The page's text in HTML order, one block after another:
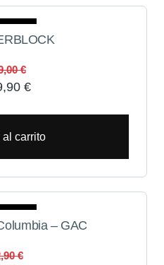
€
€
al carrito
– GAC
€